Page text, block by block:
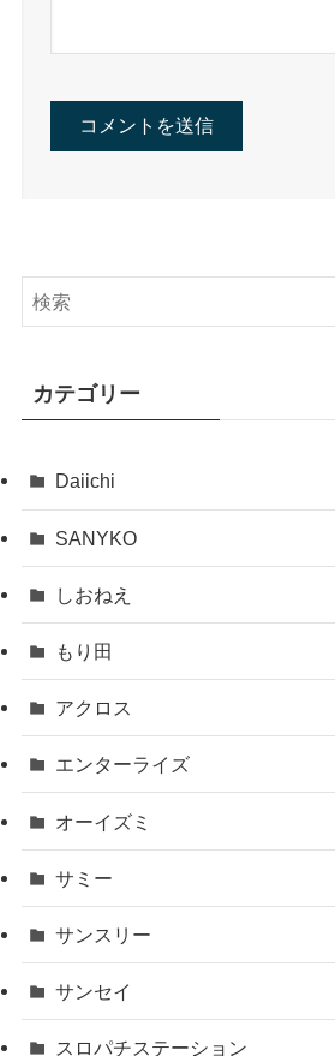
カテゴリー
Daiichi
SANYKO
しおねえ
もり田
アクロス
エンターライズ
オーイズミ
サミー
サンスリー
サンセイ
スロパチステーション